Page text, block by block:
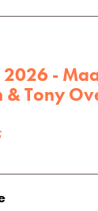
2026 -
& Tony